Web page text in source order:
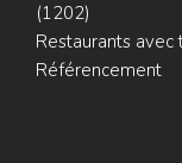
(1202)
Restaurants avec
Référencement